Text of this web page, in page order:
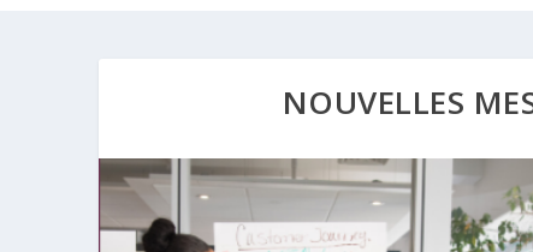
NOUVELLES